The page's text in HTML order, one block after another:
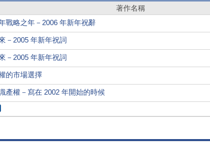
著作名稱
戰略之年－2006 年新年祝辭
－2005 年新年祝詞
－2005 年新年祝詞
的市場選擇
產權－寫在 2002 年開始的時候